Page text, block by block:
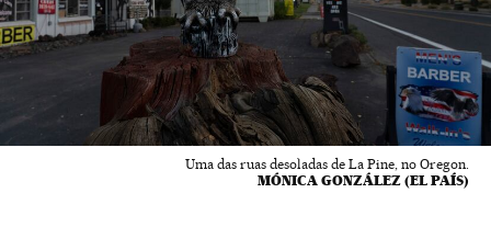
Uma das ruas desoladas de La Pine, no Oregon.
MÓNICA GONZÁLEZ (EL PAÍS)